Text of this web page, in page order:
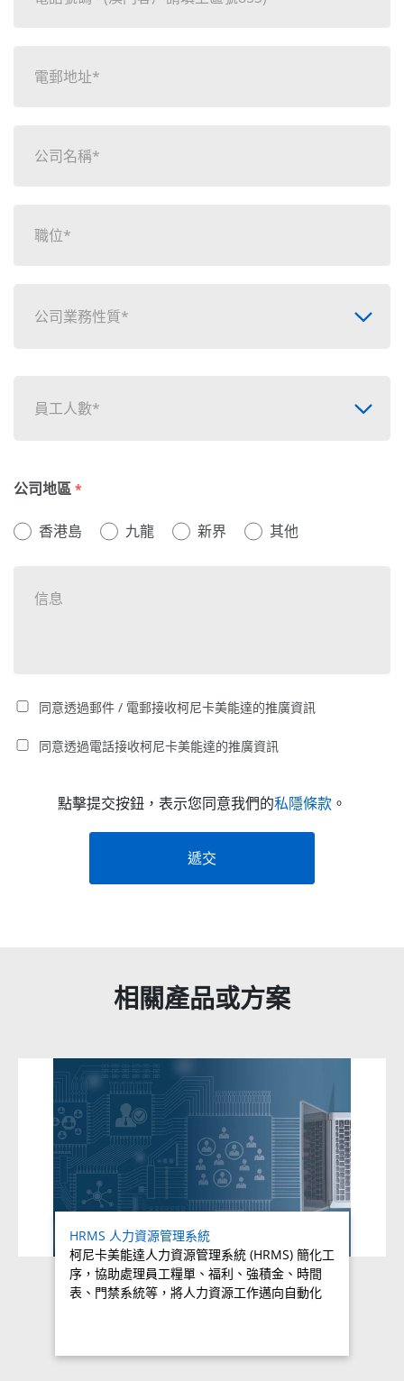
公司業務性質*
員工人數*
公司地區 *
香港島 九龍 新界 其他
同意透過郵件 / 電郵接收柯尼卡美能達的推廣資訊
同意透過電話接收柯尼卡美能達的推廣資訊
點擊提交按鈕，表示您同意我們的私隱條款 。
遞交
相關產品或方案
Related products titles
HRMS 人力資源管理系統
柯尼卡美能達人力資源管理系統 (HRMS) 簡化工
序，協助處理員工糧單、福利、強積金、時間
表、門禁系統等，將人力資源工作邁向自動化